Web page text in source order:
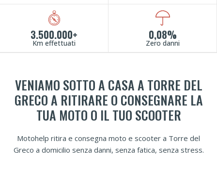
3.500.000+
Km effettuati
0,08%
Zero danni
VENIAMO SOTTO A CASA A TORRE DEL
GRECO A RITIRARE O CONSEGNARE LA
TUA MOTO O IL TUO SCOOTER
Motohelp ritira e consegna moto e scooter a Torre del
Greco a domicilio senza danni, senza fatica, senza stress.